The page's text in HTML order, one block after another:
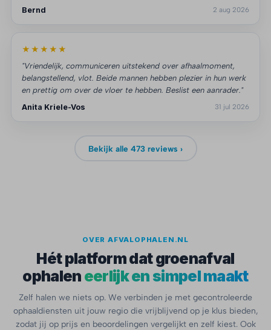
Bernd
2 aug 2026
★★★★★
"Vriendelijk, communiceren uitstekend over afhaalmoment,
belangstellend, vlot. Beide mannen hebben plezier in hun werk
en prettig om over de vloer te hebben. Beslist een aanrader."
Anita Kriele-Vos
31 jul 2026
Bekijk alle 473 reviews ›
OVER AFVALOPHALEN.NL
Hét platform dat groenafval
ophalen eerlijk en simpel maakt
Zelf halen we niets op. We verbinden je met gecontroleerde
ophaaldiensten uit jouw regio die vrijblijvend op je klus bieden,
zodat jij op prijs en beoordelingen vergelijkt en zelf kiest. Ook